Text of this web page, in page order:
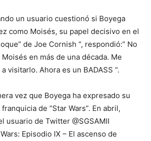
un usuario cuestionó si Boyega
como Moisés, su papel decisivo en el
de Joe Cornish “, respondió:” No
en más de una década. Me
visitarlo. Ahora es un BADASS “.
vez que Boyega ha expresado su
de “Star Wars”. En abril,
usuario de Twitter @SGSAMII
Episodio IX – El ascenso de